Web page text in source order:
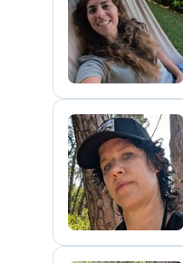
F
N